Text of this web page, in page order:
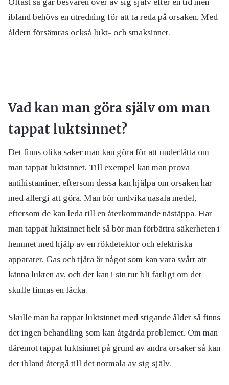
ibland behövs en utredning för att ta reda på orsaken. Med
åldern försämras också lukt- och smaksinnet.
Vad kan man göra själv om man
tappat luktsinnet?
Det finns olika saker man kan göra för att underlätta om
man tappat luktsinnet. Till exempel kan man prova
antihistaminer, eftersom dessa kan hjälpa om orsaken har
med allergi att göra. Man bör undvika nasala medel,
eftersom de kan leda till en återkommande nästäppa. Har
man tappat luktsinnet helt så bör man förbättra säkerheten i
hemmet med hjälp av en rökdetektor och elektriska
apparater. Gas och tjära är något som kan vara svårt att
känna lukten av, och det kan i sin tur bli farligt om det
skulle finnas en läcka.
Skulle man ha tappat luktsinnet med stigande ålder så finns
det ingen behandling som kan åtgärda problemet. Om man
däremot tappat luktsinnet på grund av andra orsaker så kan
det ibland återgå till det normala av sig själv.